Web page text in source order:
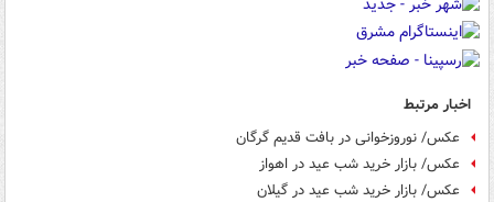
اخبار مرتبط
عکس/ نوروزخوانی در بافت قدیم گرگان
عکس/ بازار خرید شب عید در اهواز
عکس/ بازار خرید شب عید در گیلان